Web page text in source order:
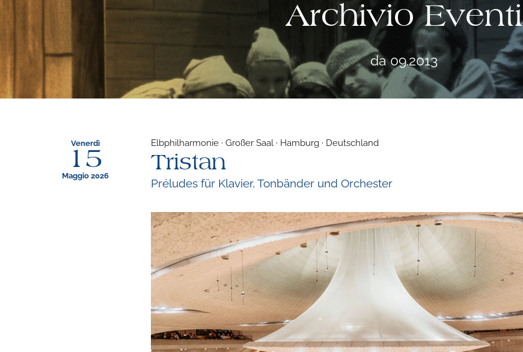
Archivio Eventi
da 09.2013
Venerdì
15
Maggio 2026
Elbphilharmonie · Großer Saal · Hamburg · Deutschland
Tristan
Préludes für Klavier, Tonbänder und Orchester